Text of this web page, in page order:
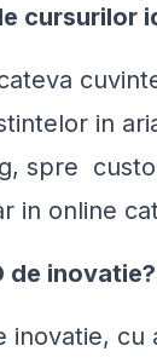
cursurilor
in
spre
in online
inovatie,